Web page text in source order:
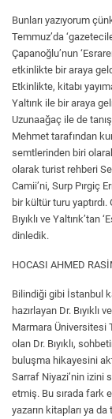
Bunları yazıyorum
Temmuz’da
Çapanoğlu’nun
etkinlikte bir araya
Etkinlikte, kitabı
Yaltırık ile bir araya
Uzunaağaç ile de
Mehmet tarafından
semtlerinden biri
olarak turist rehberi
Camii’ni, Surp Pırgiç
bir kültür turu yaptırdı.
Bıyıklı ve
dinledik.
HOCASI AHMED
Bilindiği gibi İstanbul
hazırlayan Dr. Bıyıklı
Marmara Üniversitesi
olan Dr. Bıyıklı,
buluşma hikayesini
Sarraf Niyazi’nin izini
etmiş. Bu sırada fark
yazarın kitapları ya